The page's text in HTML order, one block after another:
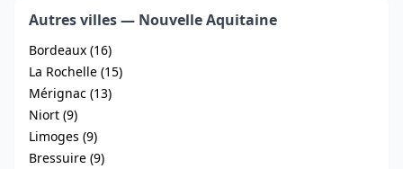
Autres villes — Nouvelle Aquitaine
Bordeaux (16)
La Rochelle (15)
Mérignac (13)
Niort (9)
Limoges (9)
Bressuire (9)